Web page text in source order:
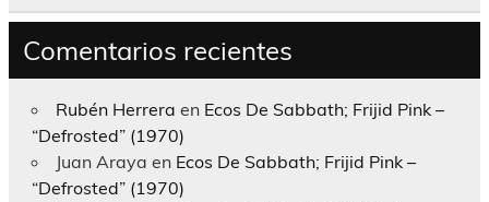
Comentarios recientes
Rubén Herrera en Ecos De Sabbath; Frijid Pink –
“Defrosted” (1970)
Juan Araya en Ecos De Sabbath; Frijid Pink –
“Defrosted” (1970)